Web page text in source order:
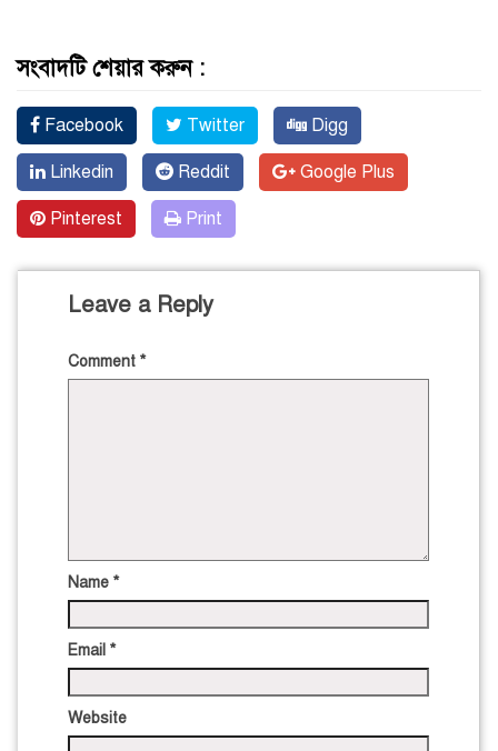
সংবাদটি শেয়ার করুন :
Facebook Twitter Digg
Linkedin Reddit Google Plus
Pinterest Print
Leave a Reply
Comment *
Name *
Email *
Website